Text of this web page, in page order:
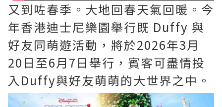
又到咗春季。大地回春天氣回暖。今
年香港迪士尼樂園舉行既 Duffy 與
好友同萌遊活動，將於2026年3月
20日至6月7日舉行，賓客可盡情投
入Duffy與好友萌萌的大世界之中。